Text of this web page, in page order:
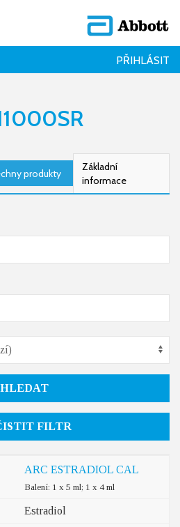
PŘIHLÁSIT
produkty
Základní
informace
HLEDAT
FILTR
ARC ESTRADIOL CAL
Balení: 1 x 5 ml; 1 x 4 ml
Estradiol